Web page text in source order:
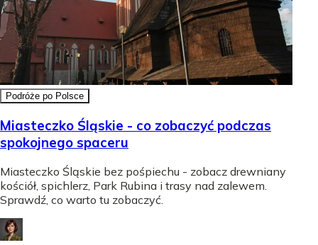
Podróże po Polsce
Miasteczko Śląskie - co zobaczyć podczas
spokojnego spaceru
Miasteczko Śląskie bez pośpiechu - zobacz drewniany
kościół, spichlerz, Park Rubina i trasy nad zalewem.
Sprawdź, co warto tu zobaczyć.